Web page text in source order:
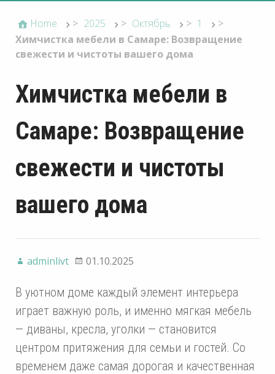
Home > 2025 > Октябрь > 1
>
Химчистка мебели в Самаре: Возвращение
свежести и чистоты вашего дома
Химчистка мебели в
Самаре: Возвращение
свежести и чистоты
вашего дома
adminlivt 01.10.2025
В уютном доме каждый элемент интерьера
играет важную роль, и именно мягкая мебель
— диваны, кресла, уголки — становится
центром притяжения для семьи и гостей. Со
временем даже самая дорогая и качественная